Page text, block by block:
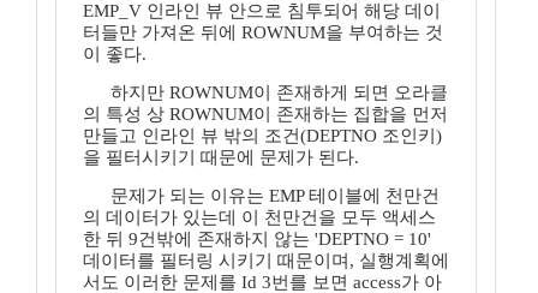
EMP_V 인라인 뷰 안으로 침투되어 해당 데이
터들만 가져온 뒤에 ROWNUM을 부여하는 것
이 좋다.
하지만 ROWNUM이 존재하게 되면 오라클
의 특성 상 ROWNUM이 존재하는 집합을 먼저
만들고 인라인 뷰 밖의 조건(DEPTNO 조인키)
을 필터시키기 때문에 문제가 된다.
문제가 되는 이유는 EMP 테이블에 천만건
의 데이터가 있는데 이 천만건을 모두 액세스
한 뒤 9건밖에 존재하지 않는 'DEPTNO = 10'
데이터를 필터링 시키기 때문이며, 실행계획에
서도 이러한 문제를 Id 3번를 보면 access가 아